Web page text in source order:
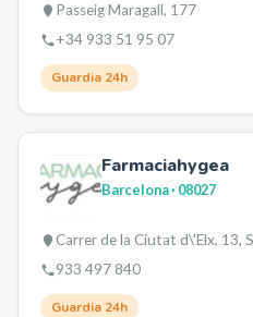
Passeig Maragall, 177
+34 933 51 95 07
Guardia 24h
Farmaciahygea
Barcelona· 08027
Carrer de la Ciutat d\'Elx, 13,
933 497 840
Guardia 24h